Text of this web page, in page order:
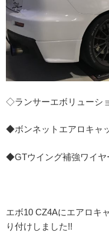
◇ランサーエボリューシ
◆ボンネットエアロキャ
◆GTウイング補強ワイヤ
エボ10 CZ4Aにエアロキ
り付けしました!!